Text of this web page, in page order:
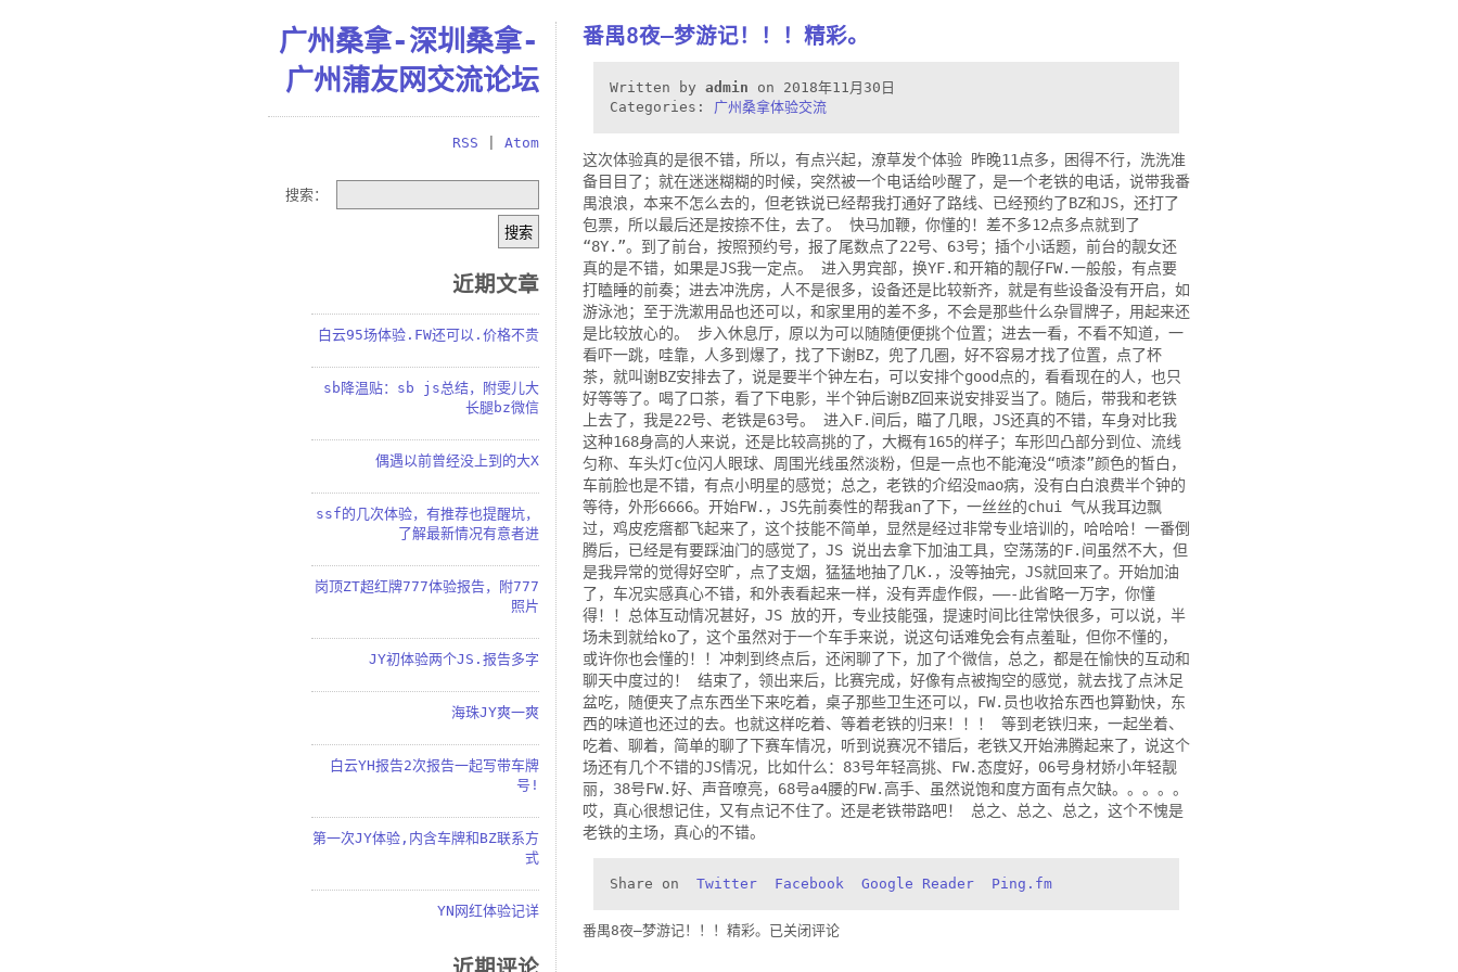
番禺8夜–梦游记！！！精彩。
Written by admin on 2018年11月30日
Categories: 广州桑拿体验交流
这次体验真的是很不错，所以，有点兴起，潦草发个体验 昨晚11点多，困得不行，洗洗准
备目目了；就在迷迷糊糊的时候，突然被一个电话给吵醒了，是一个老铁的电话，说带我番
禺浪浪，本来不怎么去的，但老铁说已经帮我打通好了路线、已经预约了BZ和JS，还打了
包票，所以最后还是按捺不住，去了。 快马加鞭，你懂的！差不多12点多点就到了
“8Y.”。到了前台，按照预约号，报了尾数点了22号、63号；插个小话题，前台的靓女还
真的是不错，如果是JS我一定点。 进入男宾部，换YF.和开箱的靓仔FW.一般般，有点要
打瞌睡的前奏；进去冲洗房，人不是很多，设备还是比较新齐，就是有些设备没有开启，如
游泳池；至于洗漱用品也还可以，和家里用的差不多，不会是那些什么杂冒牌子，用起来还
是比较放心的。 步入休息厅，原以为可以随随便便挑个位置；进去一看，不看不知道，一
看吓一跳，哇靠，人多到爆了，找了下谢BZ，兜了几圈，好不容易才找了位置，点了杯
茶，就叫谢BZ安排去了，说是要半个钟左右，可以安排个good点的，看看现在的人，也只
好等等了。喝了口茶，看了下电影，半个钟后谢BZ回来说安排妥当了。随后，带我和老铁
上去了，我是22号、老铁是63号。 进入F.间后，瞄了几眼，JS还真的不错，车身对比我
这种168身高的人来说，还是比较高挑的了，大概有165的样子；车形凹凸部分到位、流线
匀称、车头灯c位闪人眼球、周围光线虽然淡粉，但是一点也不能淹没“喷漆”颜色的皙白，
车前脸也是不错，有点小明星的感觉；总之，老铁的介绍没mao病，没有白白浪费半个钟的
等待，外形6666。开始FW.，JS先前奏性的帮我an了下，一丝丝的chui 气从我耳边飘
过，鸡皮疙瘩都飞起来了，这个技能不简单，显然是经过非常专业培训的，哈哈哈！一番倒
腾后，已经是有要踩油门的感觉了，JS 说出去拿下加油工具，空荡荡的F.间虽然不大，但
是我异常的觉得好空旷，点了支烟，猛猛地抽了几K.，没等抽完，JS就回来了。开始加油
了，车况实感真心不错，和外表看起来一样，没有弄虚作假，——-此省略一万字，你懂
得！！总体互动情况甚好，JS 放的开，专业技能强，提速时间比往常快很多，可以说，半
场未到就给ko了，这个虽然对于一个车手来说，说这句话难免会有点羞耻，但你不懂的，
或许你也会懂的！！冲刺到终点后，还闲聊了下，加了个微信，总之，都是在愉快的互动和
聊天中度过的！ 结束了，领出来后，比赛完成，好像有点被掏空的感觉，就去找了点沐足
盆吃，随便夹了点东西坐下来吃着，桌子那些卫生还可以，FW.员也收拾东西也算勤快，东
西的味道也还过的去。也就这样吃着、等着老铁的归来！！！ 等到老铁归来，一起坐着、
吃着、聊着，简单的聊了下赛车情况，听到说赛况不错后，老铁又开始沸腾起来了，说这个
场还有几个不错的JS情况，比如什么：83号年轻高挑、FW.态度好，06号身材娇小年轻靓
丽，38号FW.好、声音嘹亮，68号a4腰的FW.高手、虽然说饱和度方面有点欠缺。。。。。
哎，真心很想记住，又有点记不住了。还是老铁带路吧！ 总之、总之、总之，这个不愧是
老铁的主场，真心的不错。
Share on Twitter Facebook Google Reader Ping.fm
番禺8夜–梦游记！！！精彩。 已关闭评论
广州桑拿-深圳桑拿-
广州蒲友网交流论坛
RSS Atom
搜索：
近期文章
白云95场体验.FW还可以.价格不贵
sb降温贴：sb js总结，附雯儿大
长腿bz微信
偶遇以前曾经没上到的大X
ssf的几次体验，有推荐也提醒坑，
了解最新情况有意者进
岗顶ZT超红牌777体验报告，附777
照片
JY初体验两个JS.报告多字
海珠JY爽一爽
白云YH报告2次报告一起写带车牌
号!
第一次JY体验,内含车牌和BZ联系方
式
YN网红体验记详